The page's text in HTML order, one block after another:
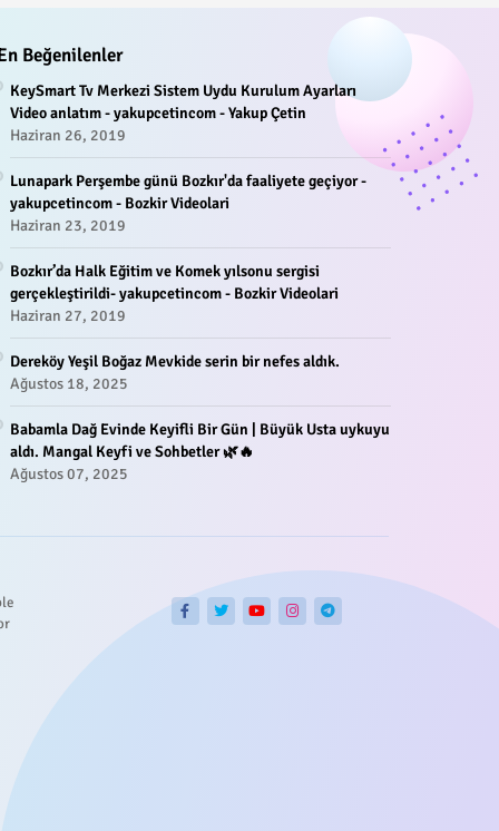
Beğenilenler
KeySmart Tv Merkezi Sistem Uydu Kurulum Ayarları
Video anlatım - yakupcetincom - Yakup Çetin
Haziran 26, 2019
Lunapark Perşembe günü Bozkır'da faaliyete geçiyor -
yakupcetincom - Bozkir Videolari
Haziran 23, 2019
Bozkır’da Halk Eğitim ve Komek yılsonu sergisi
gerçekleştirildi- yakupcetincom - Bozkir Videolari
Haziran 27, 2019
Dereköy Yeşil Boğaz Mevkide serin bir nefes aldık.
Ağustos 18, 2025
Babamla Dağ Evinde Keyifli Bir Gün | Büyük Usta uykuyu
aldı. Mangal Keyfi ve Sohbetler 🌿🔥
Ağustos 07, 2025